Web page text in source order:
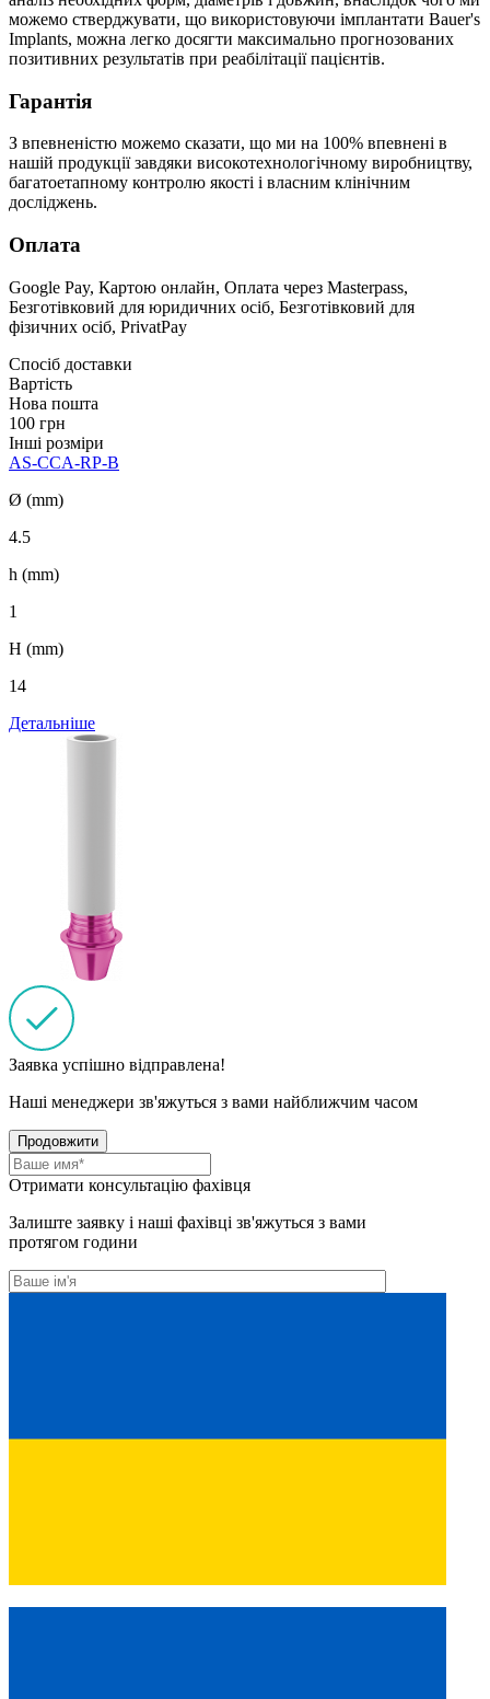
можемо стверджувати, що використовуючи імплантати Bauer's
Implants, можна легко досягти максимально прогнозованих
позитивних результатів при реабілітації пацієнтів.
Гарантія
З впевненістю можемо сказати, що ми на 100% впевнені в
нашій продукції завдяки високотехнологічному виробництву,
багатоетапному контролю якості і власним клінічним
досліджень.
Оплата
Google Pay, Картою онлайн, Оплата через Masterpass,
Безготівковий для юридичних осіб, Безготівковий для
фізичних осіб, PrivatPay
Спосіб доставки
Вартість
Нова пошта
100 грн
Інші розміри
AS-CCA-RP-B
Ø (mm)
4.5
h (mm)
1
H (mm)
14
Детальніше
Заявка успішно відправлена!
Наші менеджери зв'яжуться з вами найближчим часом
Продовжити
Отримати консультацію фахівця
Залиште заявку і наші фахівці зв'яжуться з вами
протягом години